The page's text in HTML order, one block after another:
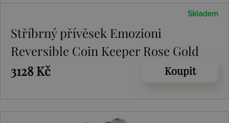
Skladem
Stříbrný přívěsek Emozioni
Reversible Coin Keeper Rose Gold
3128 Kč
Koupit